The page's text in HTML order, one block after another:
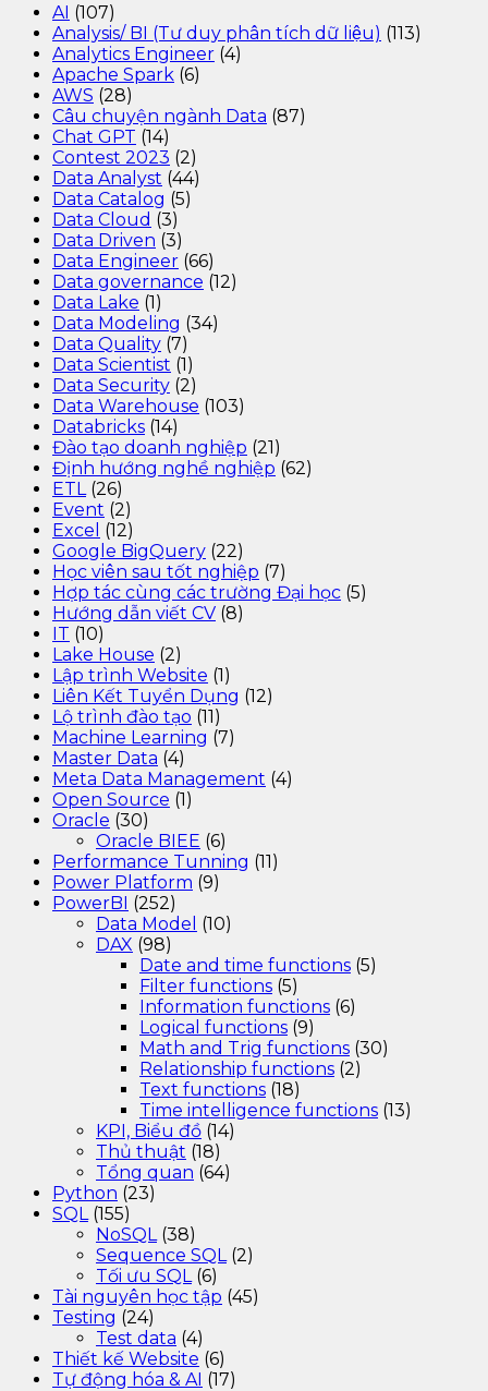
AI (107)
Analysis/ BI (Tư duy phân tích dữ liệu) (113)
Analytics Engineer (4)
Apache Spark (6)
AWS (28)
Câu chuyện ngành Data (87)
Chat GPT (14)
Contest 2023 (2)
Data Analyst (44)
Data Catalog (5)
Data Cloud (3)
Data Driven (3)
Data Engineer (66)
Data governance (12)
Data Lake (1)
Data Modeling (34)
Data Quality (7)
Data Scientist (1)
Data Security (2)
Data Warehouse (103)
Databricks (14)
Đào tạo doanh nghiệp (21)
Định hướng nghề nghiệp (62)
ETL (26)
Event (2)
Excel (12)
Google BigQuery (22)
Học viên sau tốt nghiệp (7)
Hợp tác cùng các trường Đại học (5)
Hướng dẫn viết CV (8)
IT (10)
Lake House (2)
Lập trình Website (1)
Liên Kết Tuyển Dụng (12)
Lộ trình đào tạo (11)
Machine Learning (7)
Master Data (4)
Meta Data Management (4)
Open Source (1)
Oracle (30)
Oracle BIEE (6)
Performance Tunning (11)
Power Platform (9)
PowerBI (252)
Data Model (10)
DAX (98)
Date and time functions (5)
Filter functions (5)
Information functions (6)
Logical functions (9)
Math and Trig functions (30)
Relationship functions (2)
Text functions (18)
Time intelligence functions (13)
KPI, Biểu đồ (14)
Thủ thuật (18)
Tổng quan (64)
Python (23)
SQL (155)
NoSQL (38)
Sequence SQL (2)
Tối ưu SQL (6)
Tài nguyên học tập (45)
Testing (24)
Test data (4)
Thiết kế Website (6)
Tự động hóa & AI (17)